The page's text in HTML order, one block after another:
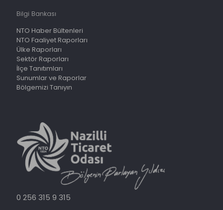
Bilgi Bankası
NTO Haber Bültenleri
NTO Faaliyet Raporları
Ülke Raporları
Sektör Raporları
İlçe Tanıtımları
Sunumlar ve Raporlar
Bölgemizi Tanıyın
0 256 315 9 315